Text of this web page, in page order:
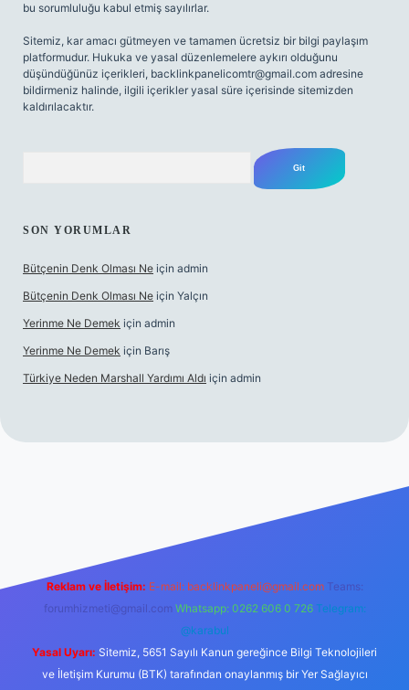
bu sorumluluğu kabul etmiş sayılırlar.
Sitemiz, kar amacı gütmeyen ve tamamen ücretsiz bir bilgi paylaşım
platformudur. Hukuka ve yasal düzenlemelere aykırı olduğunu
düşündüğünüz içerikleri, backlinkpanelicomtr@gmail.com adresine
bildirmeniz halinde, ilgili içerikler yasal süre içerisinde sitemizden
kaldırılacaktır.
SON YORUMLAR
Bütçenin Denk Olması Ne için admin
Bütçenin Denk Olması Ne için Yalçın
Yerinme Ne Demek için admin
Yerinme Ne Demek için Barış
Türkiye Neden Marshall Yardımı Aldı için admin
hiltonbet yeni giriş
Reklam ve İletişim: E-mail: backlinkpaneli@gmail.com Teams:
forumhizmeti@gmail.com Whatsapp: 0262 606 0 726 Telegram:
@karabul
Yasal Uyarı: Sitemiz, 5651 Sayılı Kanun gereğince Bilgi Teknolojileri
ve İletişim Kurumu (BTK) tarafından onaylanmış bir Yer Sağlayıcı